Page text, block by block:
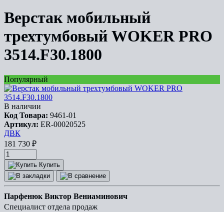
Верстак мобильный
трехтумбовый WOKER PRO
3514.F30.1800
Популярный
В наличии
Код Товара: 9461-01
Артикул: ER-00020525
ДВК
181 730 ₽
Купить
Парфенюк Виктор Вениаминович
Специалист отдела продаж